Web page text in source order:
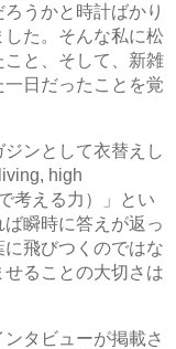
うかと時計ばかり
た。そんな私に松
と、そして、新雑
日だったことを覚
ンとして衣替えし
high
考える力）」とい
瞬時に答えが返っ
飛びつくのではな
ることの大切さは
タビューが掲載さ